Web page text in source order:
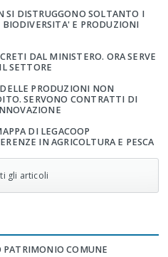
SI DISTRUGGONO SOLTANTO I
E PRODUZIONI
DAL MINISTERO. ORA SERVE
SETTORE
PRODUZIONI NON
SERVONO CONTRATTI DI
DI LEGACOOP
IN AGRICOLTURA E PESCA
gli articoli
COMUNE